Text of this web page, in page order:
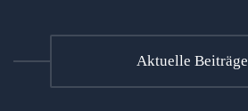
Aktuelle Beiträge